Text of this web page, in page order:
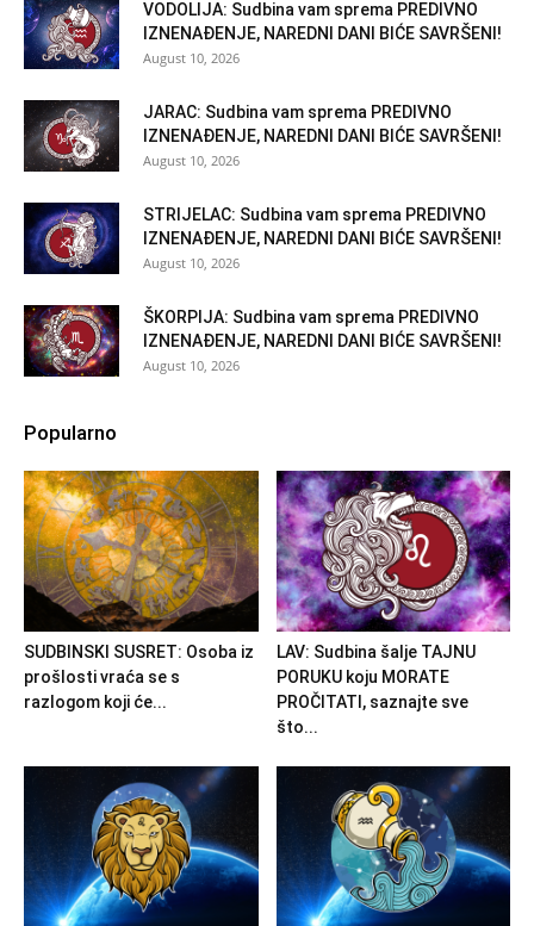
VODOLIJA: Sudbina vam sprema PREDIVNO
IZNENAĐENJE, NAREDNI DANI BIĆE SAVRŠENI!
August 10, 2026
JARAC: Sudbina vam sprema PREDIVNO
IZNENAĐENJE, NAREDNI DANI BIĆE SAVRŠENI!
August 10, 2026
STRIJELAC: Sudbina vam sprema PREDIVNO
IZNENAĐENJE, NAREDNI DANI BIĆE SAVRŠENI!
August 10, 2026
ŠKORPIJA: Sudbina vam sprema PREDIVNO
IZNENAĐENJE, NAREDNI DANI BIĆE SAVRŠENI!
August 10, 2026
Popularno
SUDBINSKI SUSRET: Osoba iz
prošlosti vraća se s
razlogom koji će...
LAV: Sudbina šalje TAJNU
PORUKU koju MORATE
PROČITATI, saznajte sve
što...